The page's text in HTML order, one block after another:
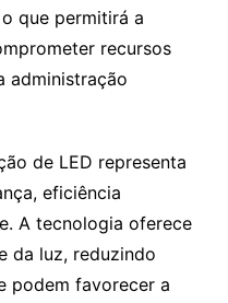
que permitirá a
recursos
administração
de LED representa
eficiência
A tecnologia oferece
da luz, reduzindo
podem favorecer a